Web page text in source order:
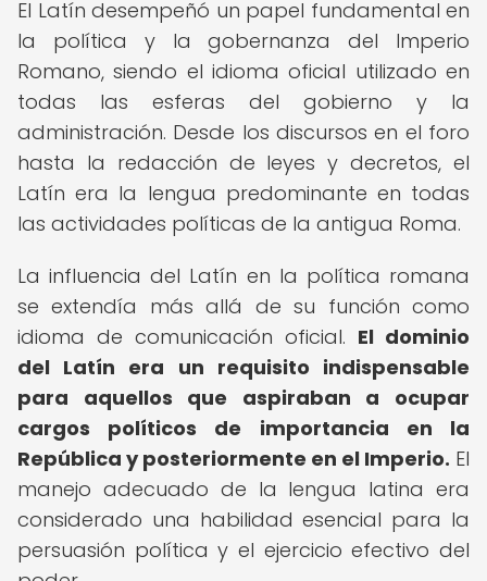
El Latín desempeñó un papel fundamental en
la política y la gobernanza del Imperio
Romano, siendo el idioma oficial utilizado en
todas las esferas del gobierno y la
administración. Desde los discursos en el foro
hasta la redacción de leyes y decretos, el
Latín era la lengua predominante en todas
las actividades políticas de la antigua Roma.
La influencia del Latín en la política romana
se extendía más allá de su función como
idioma de comunicación oficial. El dominio
del Latín era un requisito indispensable
para aquellos que aspiraban a ocupar
cargos políticos de importancia en la
República y posteriormente en el Imperio. El
manejo adecuado de la lengua latina era
considerado una habilidad esencial para la
persuasión política y el ejercicio efectivo del